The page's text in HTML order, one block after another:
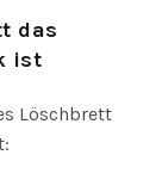
das
ist
Löschbrett